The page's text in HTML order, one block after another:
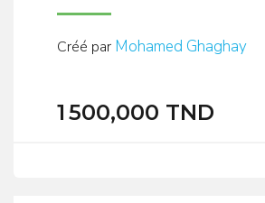
Créé par Mohamed Ghaghay
1 500,000 TND